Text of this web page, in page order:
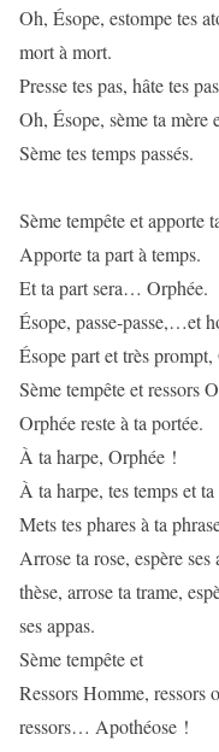
Oh, Ésope, estompe tes
mort à mort.
Presse tes pas, hâte tes
Oh, Ésope, sème ta mère
Sème tes temps passés.
Sème tempête et apporte
Apporte ta part à temps.
Et ta part sera… Orphée.
Ésope, passe-passe,…et
Ésope part et très prompt,
Sème tempête et ressors
Orphée reste à ta portée.
À ta harpe, Orphée !
À ta harpe, tes temps et ta
Mets tes phares à ta
Arrose ta rose, espère ses
thèse, arrose ta trame,
ses appas.
Sème tempête et
Ressors Homme, ressors
ressors… Apothéose !